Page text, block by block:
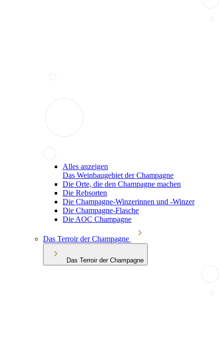
Alles anzeigen
Das Weinbaugebiet der Champagne
Die Orte, die den Champagne machen
Die Rebsorten
Die Champagne-Winzerinnen und -Winzer
Die Champagne-Flasche
Die AOC Champagne
Das Terroir der Champagne
Das Terroir der Champagne